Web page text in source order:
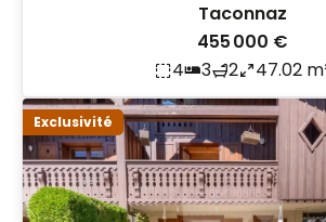
Taconnaz
455 000 €
4
3 2 47.02
Exclusivité